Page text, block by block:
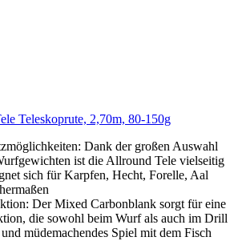
Teleskoprute, 2,70m, 80-150g
Dank der großen Auswahl
ist die Allround Tele vielseitig
sich für Karpfen, Hecht, Forelle, Aal
Der Mixed Carbonblank sorgt für eine
die sowohl beim Wurf als auch im Drill
müdemachendes Spiel mit dem Fisch